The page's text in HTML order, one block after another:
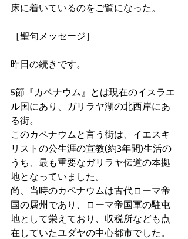
床に着いているのをご覧になった。
［聖句メッセージ］
昨日の続きです。
5節『カペナウム』とは現在のイスラエ
ル国にあり、ガリラヤ湖の北西岸にあ
る街。
このカペナウムと言う街は、イエスキ
リストの公生涯の宣教(約3年間)生活の
うち、最も重要なガリラヤ伝道の本拠
地となっていました。
尚、当時のカペナウムは古代ローマ帝
国の属州であり、ローマ帝国軍の駐屯
地として栄えており、収税所なども点
在していたユダヤの中心都市でした。